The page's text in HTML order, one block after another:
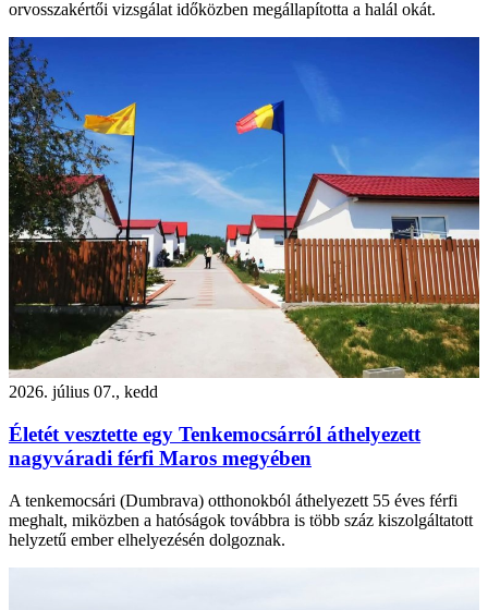
orvosszakértői vizsgálat időközben megállapította a halál okát.
2026. július 07., kedd
Életét vesztette egy Tenkemocsárról áthelyezett
nagyváradi férfi Maros megyében
A tenkemocsári (Dumbrava) otthonokból áthelyezett 55 éves férfi
meghalt, miközben a hatóságok továbbra is több száz kiszolgáltatott
helyzetű ember elhelyezésén dolgoznak.